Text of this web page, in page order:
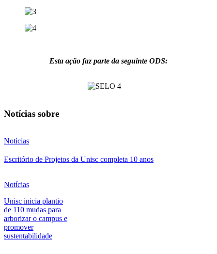
Esta ação faz parte da seguinte ODS:
Notícias sobre
Notícias
Escritório de Projetos da Unisc completa 10 anos
Notícias
Unisc inicia plantio
de 110 mudas para
arborizar o campus e
promover
sustentabilidade